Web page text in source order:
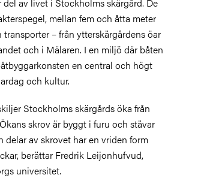
mellan fem och åtta meter
– från ytterskärgårdens öar
och i Mälaren. I en miljö där båten
en central och högt
och kultur.
Stockholms skärgårds öka från
skrov är byggt i furu och stävar
delar av skrovet har en vriden form
berättar Fredrik Leijonhufvud,
universitet.